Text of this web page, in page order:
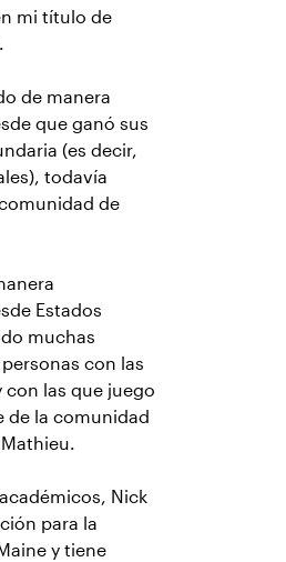
mi título de
de manera
que ganó sus
(es decir,
todavía
de
Estados
muchas
con las
con las que juego
de la comunidad
Nick
para la
y tiene